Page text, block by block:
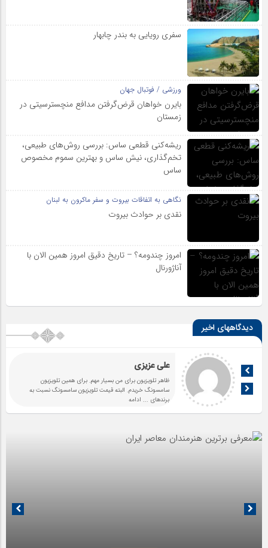
سفری رویایی به بندر چابهار
ورزشی / فوتبال جهان
بایرن خواهان قرض‌گرفتن مدافع منچسترسیتی در
زمستان
ریشه‌کنی قطعی ساس: بررسی روش‌های طبیعی،
تخم‌گذاری، نیش ساس و بهترین سموم مخصوص
ساس
نگاهی به اتفاقات بیروت و سفر ماکرون به لبنان
نقدی بر حوادث بیروت
امروز چندومه؟ – تاریخ دقیق امروز همین الان با
آناژورنال
دیدگاههای اخیر
علی عزیزی
ظاهر تلویزیون برای من بسیار مهم. برای همین تلویزیون
سامسونگ خریدم. البته قیمت تلویزیون سامسونگ نسبت به
برندهای ... ادامه